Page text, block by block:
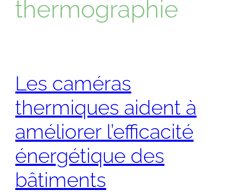
thermographie
Les caméras
thermiques aident à
améliorer l’efficacité
énergétique des
bâtiments